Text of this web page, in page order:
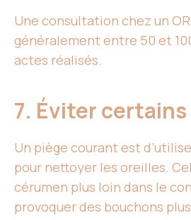
Une consultation chez un
généralement entre 50 et
actes réalisés.
7. Éviter
Un piège courant est
pour nettoyer les oreilles.
cérumen plus loin dans le
provoquer des bouchons